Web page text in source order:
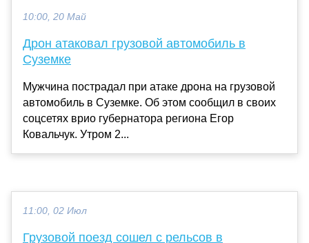
10:00, 20 Май
Дрон атаковал грузовой автомобиль в
Суземке
Мужчина пострадал при атаке дрона на грузовой
автомобиль в Суземке. Об этом сообщил в своих
соцсетях врио губернатора региона Егор
Ковальчук. Утром 2...
11:00, 02 Июл
Грузовой поезд сошел с рельсов в